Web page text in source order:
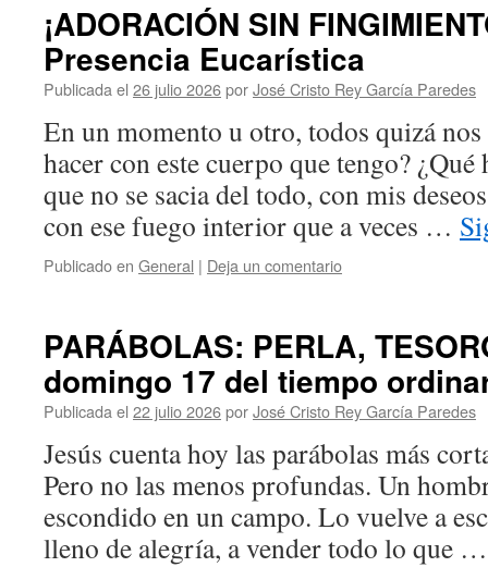
¡ADORACIÓN SIN
Presencia Eucarística
Publicada el 26 julio 2026porJosé Cristo Rey García Paredes
En un momento u otro, todos quizá
hacer con este cuerpo que tengo?
que no se sacia del todo, con mis
con ese fuego interior que a veces …
Publicado en General | Deja un comentario
PARÁBOLAS: PERLA,
domingo 17 del tiempo
Publicada el 22 julio 2026porJosé Cristo Rey García Paredes
Jesús cuenta hoy las parábolas más
Pero no las menos profundas. Un
escondido en un campo. Lo vuelve a
lleno de alegría, a vender todo lo que